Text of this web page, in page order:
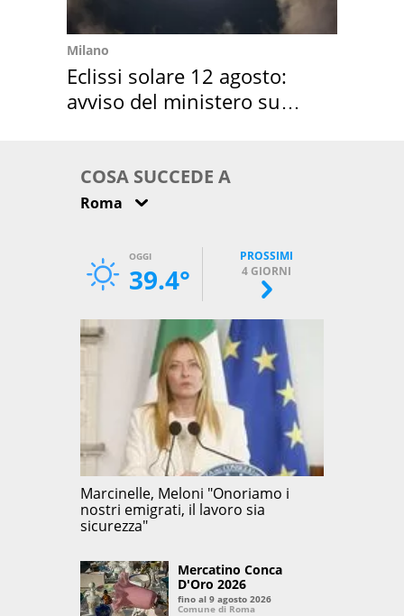
Milano
Eclissi solare 12 agosto:
avviso del ministero su